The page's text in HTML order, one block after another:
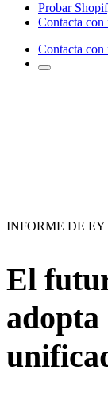
Probar
Contacta con
Contacta con
INFORME DE EY
El
adopta